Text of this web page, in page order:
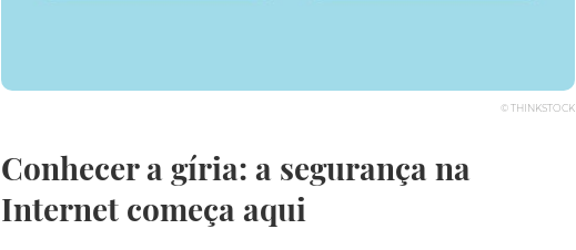
© THINKSTOCK
Conhecer a gíria: a segurança na
Internet começa aqui